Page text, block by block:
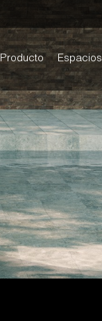
Producto Espacios